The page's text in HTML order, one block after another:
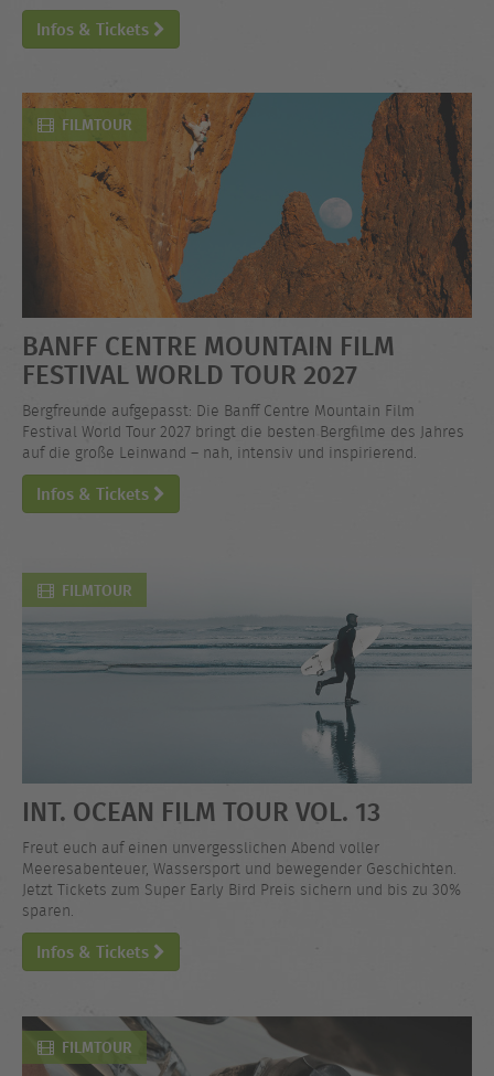
Infos & Tickets
FILMTOUR
BANFF CENTRE MOUNTAIN FILM
FESTIVAL WORLD TOUR 2027
Bergfreunde aufgepasst: Die Banff Centre Mountain Film
Festival World Tour 2027 bringt die besten Bergfilme des Jahres
auf die große Leinwand – nah, intensiv und inspirierend.
Infos & Tickets
FILMTOUR
INT. OCEAN FILM TOUR VOL. 13
Freut euch auf einen unvergesslichen Abend voller
Meeresabenteuer, Wassersport und bewegender Geschichten.
Jetzt Tickets zum Super Early Bird Preis sichern und bis zu 30%
sparen.
Infos & Tickets
FILMTOUR